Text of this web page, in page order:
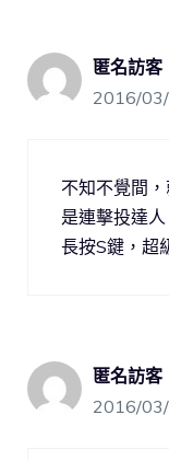
匿名訪客
2016/
不知不覺間
是連擊投達
長按S鍵，超
匿名訪客
2016/